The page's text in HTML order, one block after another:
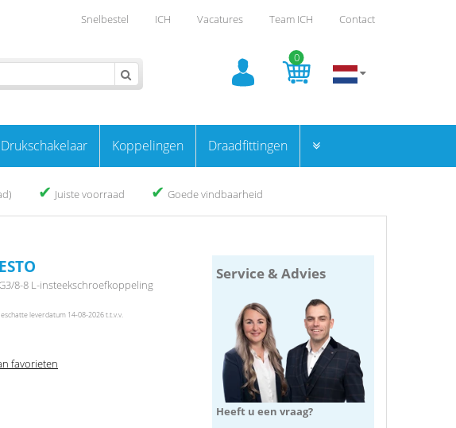
Snelbestel ICH Vacatures Team ICH Contact
0
Drukschakelaar Koppelingen Draadfittingen
✔ Juiste voorraad ✔ Goede vindbaarheid
8-8 L-insteekschroefkoppeling
leverdatum 14-08-2026 t.t.v.v.
favorieten
Service & Advies
Heeft u een vraag?